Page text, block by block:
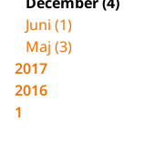
Juni (1)
Maj (3)
2017
2016
1